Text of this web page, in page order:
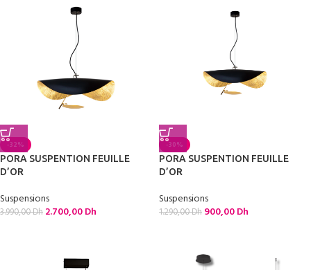
-32%
PORA SUSPENTION FEUILLE
D’OR
Suspensions
3.990,00Dh 2.700,00Dh
-30%
PORA SUSPENTION FEUILLE
D’OR
Suspensions
1.290,00Dh 900,00Dh